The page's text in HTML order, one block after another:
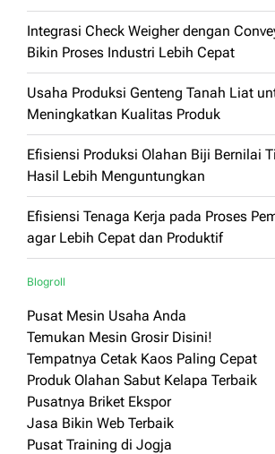
Integrasi Check Weigher dengan
Bikin Proses Industri Lebih Cepat
Usaha Produksi Genteng Tanah Liat
Meningkatkan Kualitas Produk
Efisiensi Produksi Olahan Biji Bernilai
Hasil Lebih Menguntungkan
Efisiensi Tenaga Kerja pada Proses
agar Lebih Cepat dan Produktif
Blogroll
Pusat Mesin Usaha Anda
Temukan Mesin Grosir Disini!
Tempatnya Cetak Kaos Paling Cepat
Produk Olahan Sabut Kelapa Terbaik
Pusatnya Briket Ekspor
Jasa Bikin Web Terbaik
Pusat Training di Jogja